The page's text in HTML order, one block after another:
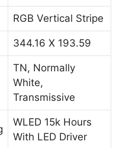
RGB Vertical Stripe
344.16 X 193.59
TN, Normally
White,
Transmissive
WLED 15k Hours
With LED Driver